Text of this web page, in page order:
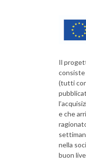
Il
consiste
(tutti
e che
nella
buon